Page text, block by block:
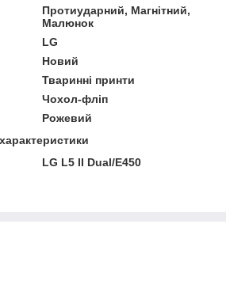
Протиударний, Магнітний,
Малюнок
LG
Новий
Тваринні принти
Чохол-фліп
Рожевий
LG L5 II Dual/E450